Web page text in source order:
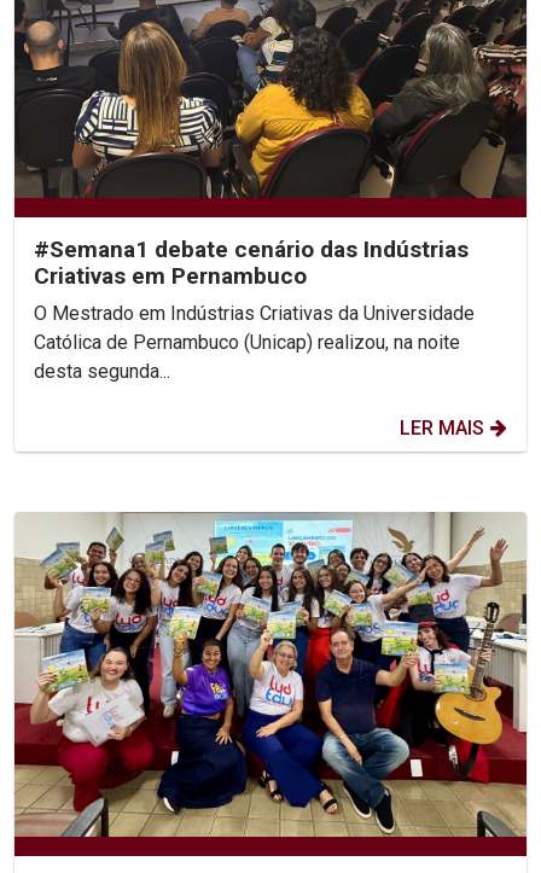
#Semana1 debate cenário das Indústrias
Criativas em Pernambuco
O Mestrado em Indústrias Criativas da Universidade
Católica de Pernambuco (Unicap) realizou, na noite
desta segunda...
LER MAIS